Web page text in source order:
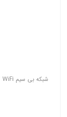
شبکه بی سیم WiFi